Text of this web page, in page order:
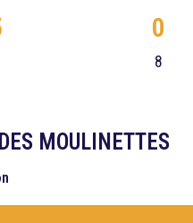
8
0
MOULINETTES